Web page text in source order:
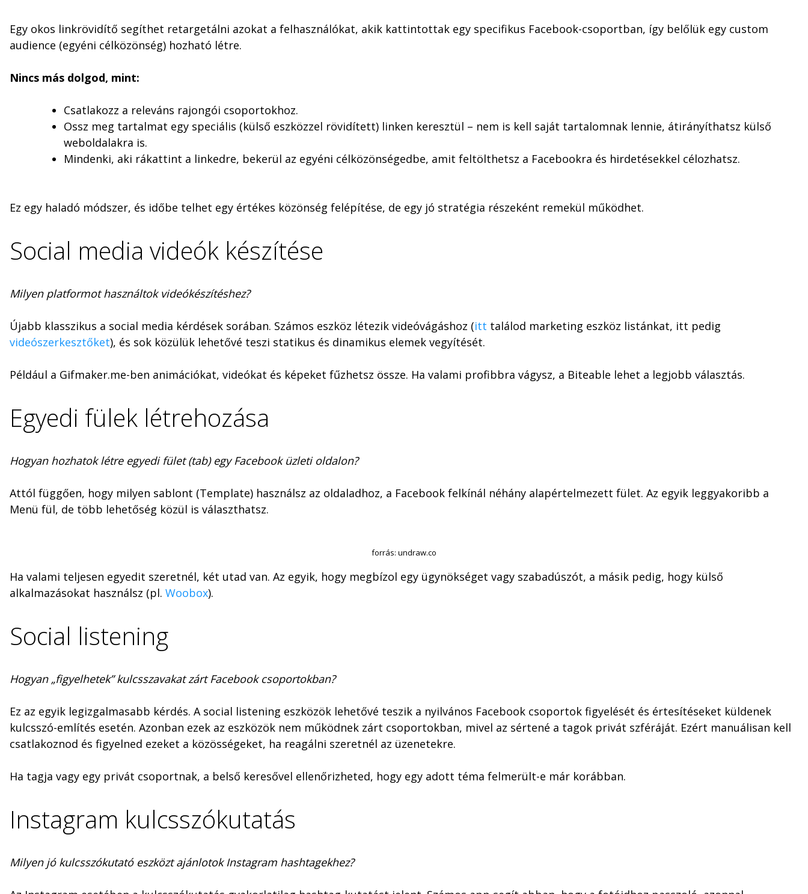
Egy okos linkrövidítő segíthet retargetálni azokat a felhasználókat, akik kattintottak egy specifikus Facebook-csoportban, így belőlük egy custom
audience (egyéni célközönség) hozható létre.
Nincs más dolgod, mint:
Csatlakozz a releváns rajongói csoportokhoz.
Ossz meg tartalmat egy speciális (külső eszközzel rövidített) linken keresztül – nem is kell saját tartalomnak lennie, átirányíthatsz külső
weboldalakra is.
Mindenki, aki rákattint a linkedre, bekerül az egyéni célközönségedbe, amit feltölthetsz a Facebookra és hirdetésekkel célozhatsz.
Ez egy haladó módszer, és időbe telhet egy értékes közönség felépítése, de egy jó stratégia részeként remekül működhet.
Social media videók készítése
Milyen platformot használtok videókészítéshez?
Újabb klasszikus a social media kérdések sorában. Számos eszköz létezik videóvágáshoz (itt találod marketing eszköz listánkat, itt pedig
videószerkesztőket), és sok közülük lehetővé teszi statikus és dinamikus elemek vegyítését.
Például a Gifmaker.me-ben animációkat, videókat és képeket fűzhetsz össze. Ha valami profibbra vágysz, a Biteable lehet a legjobb választás.
Egyedi fülek létrehozása
Hogyan hozhatok létre egyedi fület (tab) egy Facebook üzleti oldalon?
Attól függően, hogy milyen sablont (Template) használsz az oldaladhoz, a Facebook felkínál néhány alapértelmezett fület. Az egyik leggyakoribb a
Menü fül, de több lehetőség közül is választhatsz.
forrás: undraw.co
Ha valami teljesen egyedit szeretnél, két utad van. Az egyik, hogy megbízol egy ügynökséget vagy szabadúszót, a másik pedig, hogy külső
alkalmazásokat használsz (pl. Woobox).
Social listening
Hogyan „figyelhetek” kulcsszavakat zárt Facebook csoportokban?
Ez az egyik legizgalmasabb kérdés. A social listening eszközök lehetővé teszik a nyilvános Facebook csoportok figyelését és értesítéseket küldenek
kulcsszó-említés esetén. Azonban ezek az eszközök nem működnek zárt csoportokban, mivel az sértené a tagok privát szféráját. Ezért manuálisan kell
csatlakoznod és figyelned ezeket a közösségeket, ha reagálni szeretnél az üzenetekre.
Ha tagja vagy egy privát csoportnak, a belső keresővel ellenőrizheted, hogy egy adott téma felmerült-e már korábban.
Instagram kulcsszókutatás
Milyen jó kulcsszókutató eszközt ajánlotok Instagram hashtagekhez?